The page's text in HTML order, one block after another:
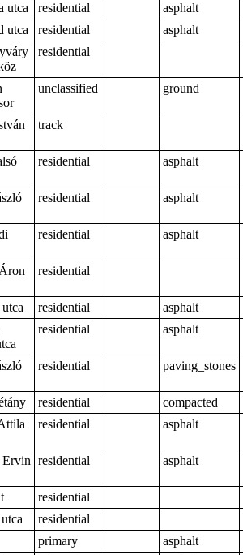
utca residential
asphalt
utca residential
asphalt
residential
unclassified ground
track
residential asphalt
residential asphalt
residential asphalt
residential
residential
asphalt
residential asphalt
residential paving_stones
residential
compacted
residential asphalt
Ervin residential asphalt
residential
residential
primary
asphalt